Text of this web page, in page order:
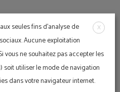
ampleur pour un
de la citoyenneté !
X
seules fins d'analyse de
Aucune exploitation
vous ne souhaitez pas accepter les
soit utiliser le mode de navigation
dans votre navigateur internet.